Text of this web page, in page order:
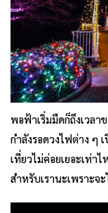
พอฟ้าเริ่มมืดก็ถึงเวลา
กำลังรอดวงไฟต่าง ๆ
เที่ยวไม่ค่อยเยอะเท่า
สำหรับเรานะเพราะจ